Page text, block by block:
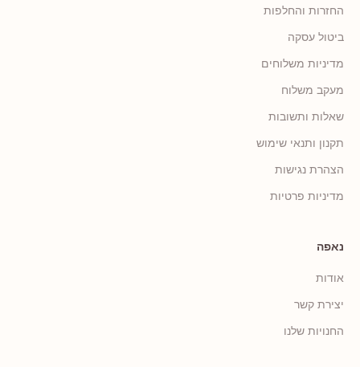
החזרות והחלפות
ביטול עסקה
מדיניות משלוחים
מעקב משלוח
שאלות ותשובות
תקנון ותנאי שימוש
הצהרת נגישות
מדיניות פרטיות
נאפה
אודות
יצירת קשר
החנויות שלנו